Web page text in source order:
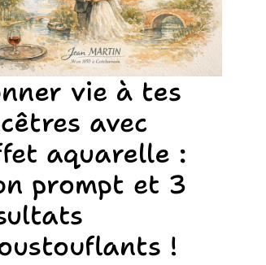
vie à tes
avec
aquarelle :
prompt et 3
!